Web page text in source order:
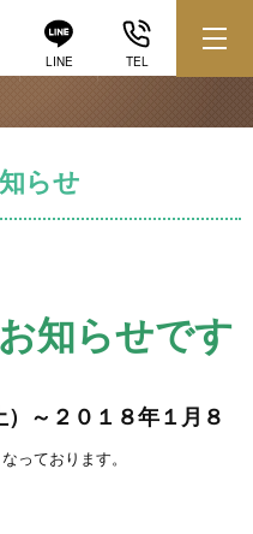
LINE TEL
らせ
知らせです
～２０１８年１月８
っております。